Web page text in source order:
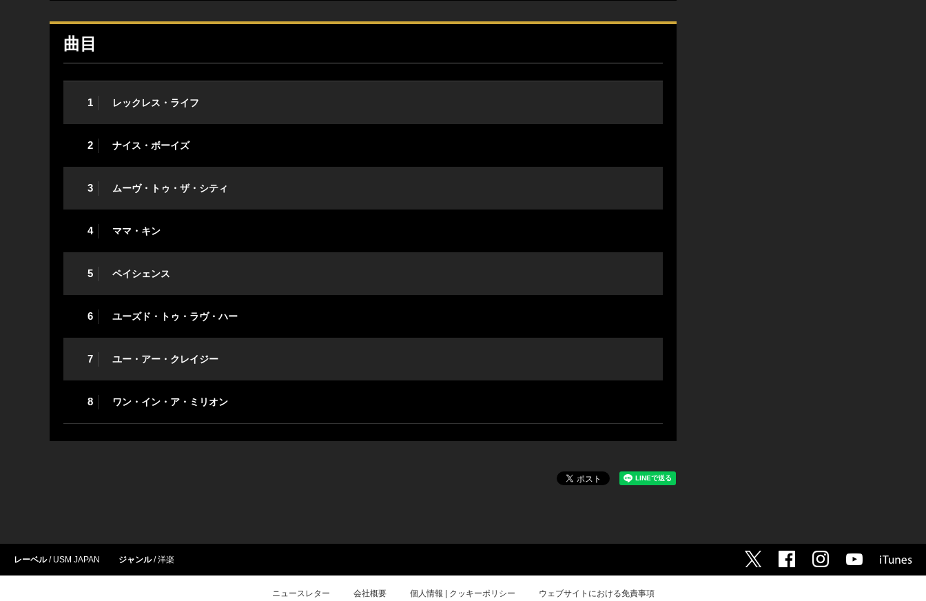
曲目
1 レックレス・ライフ
2 ナイス・ボーイズ
3 ムーヴ・トゥ・ザ・シティ
4 ママ・キン
5 ペイシェンス
6 ユーズド・トゥ・ラヴ・ハー
7 ユー・アー・クレイジー
8 ワン・イン・ア・ミリオン
レーベル USM JAPAN ジャンル 洋楽
ニュースレター 会社概要 個人情報 | クッキーポリシー ウェブサイトにおける免責事項